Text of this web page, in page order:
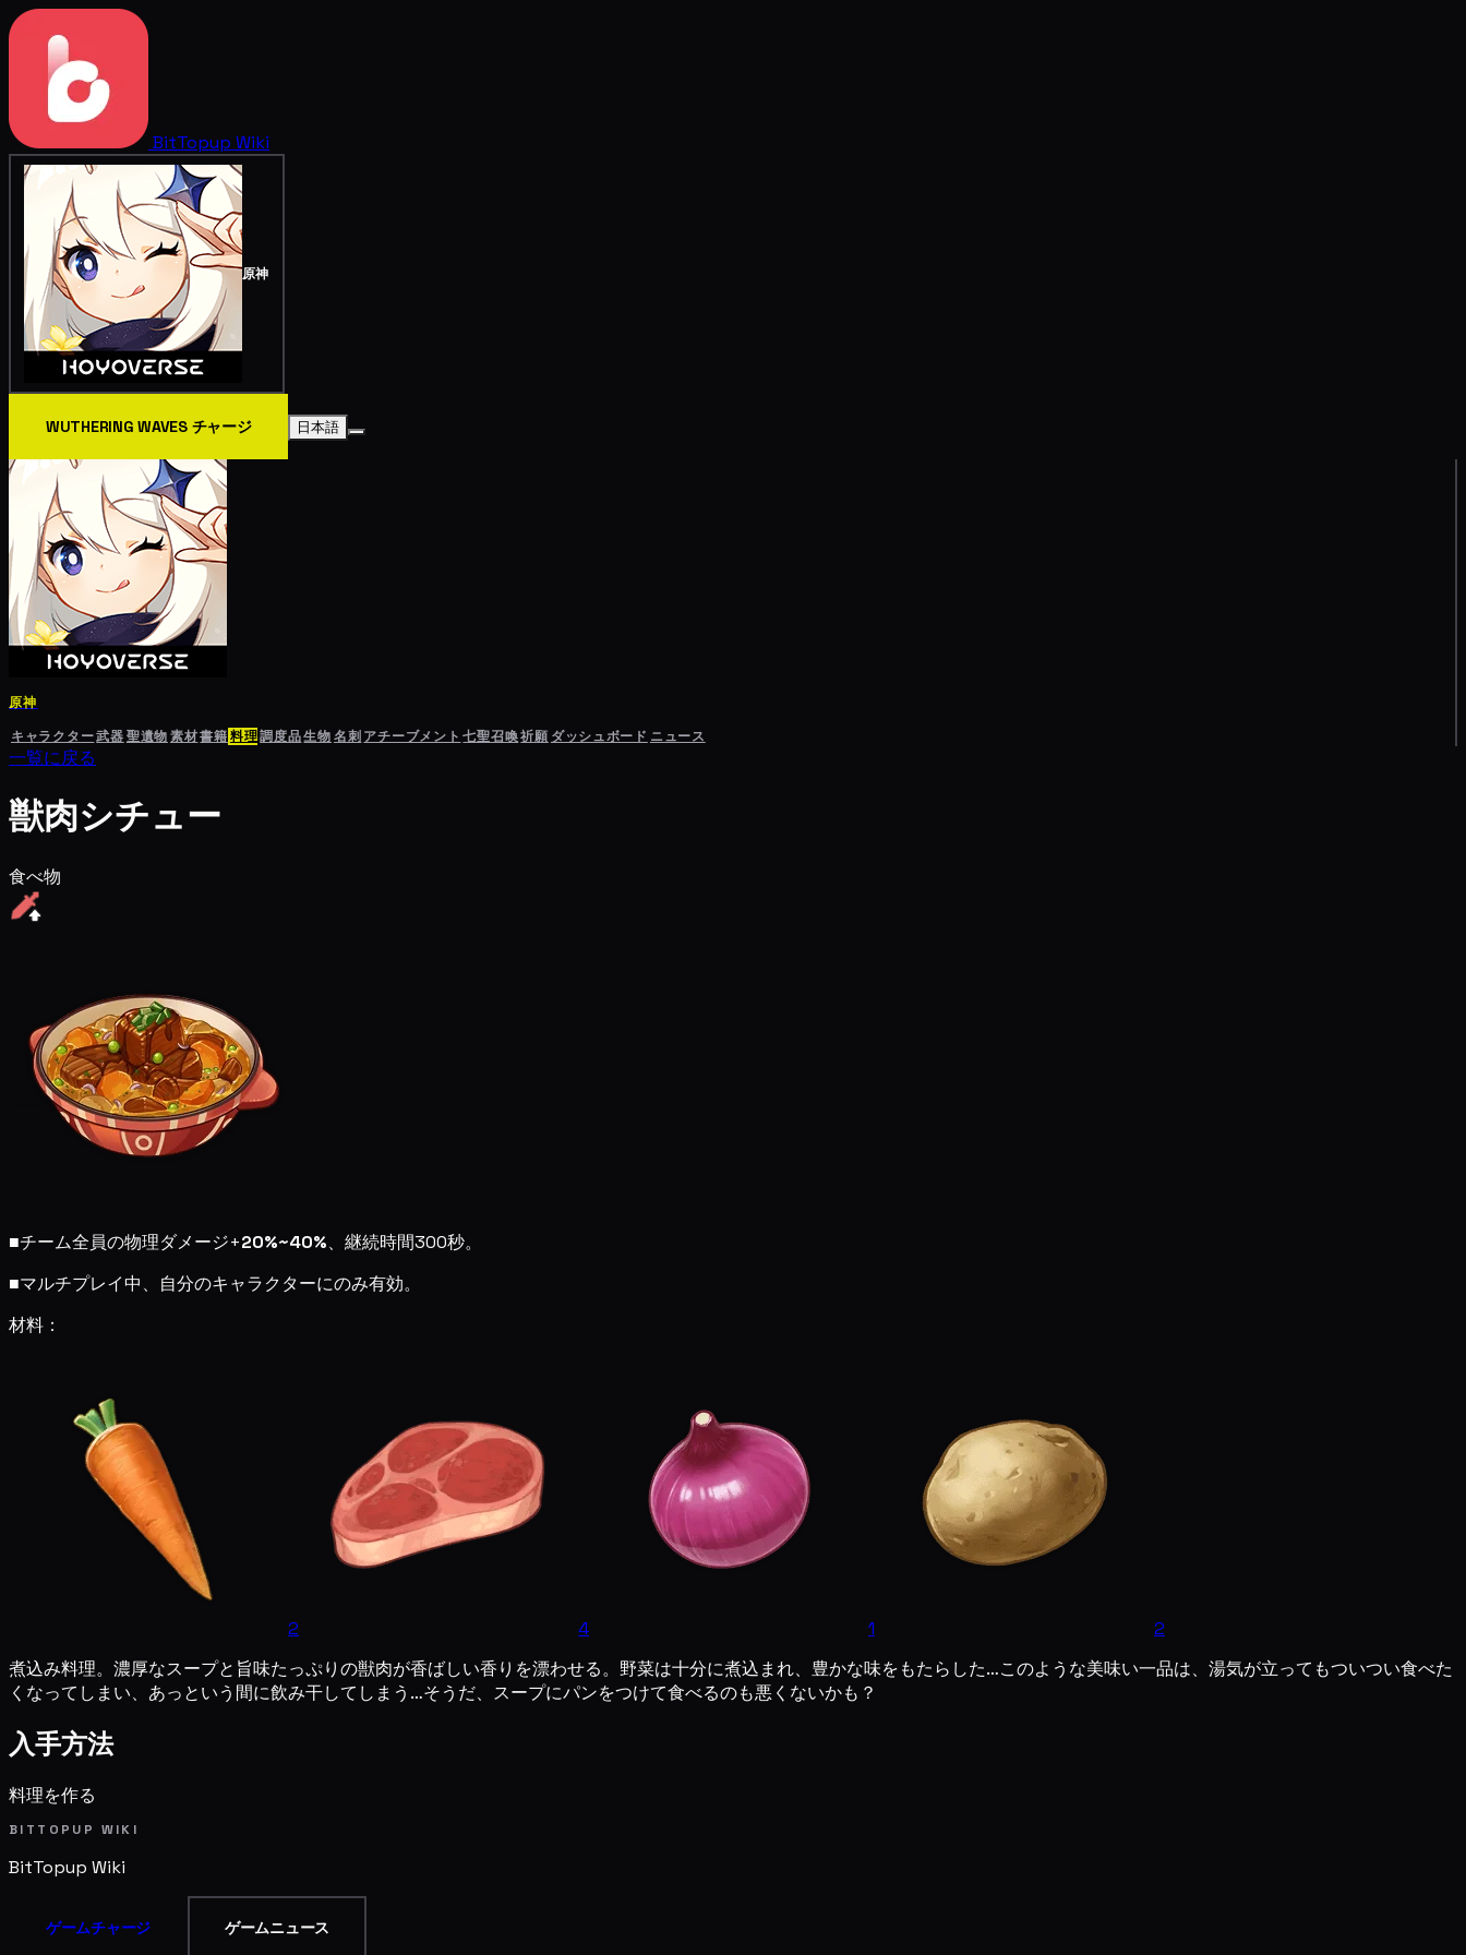
BitTopup Wiki
原神
WUTHERING WAVES チャージ 日本語
原神
キャラクター武器聖遺物素材書籍料理調度品生物名刺 アチーブメント 七聖召喚祈願 ダッシュボード ニュース
一覧に戻る
獣肉シチュー
食べ物
■チーム全員の物理ダメージ+20%~40%、継続時間300秒。
■マルチプレイ中、自分のキャラクターにのみ有効。
材料：
2 4 1
2
煮込み料理。濃厚なスープと旨味たっぷりの獣肉が香ばしい香りを漂わせる。野菜は十分に煮込まれ、豊かな味をもたらした…このような美味い一品は、湯気が立ってもついつい食べた
くなってしまい、あっという間に飲み干してしまう…そうだ、スープにパンをつけて食べるのも悪くないかも？
入手方法
料理を作る
BITTOPUP WIKI
BitTopup Wiki
ゲームチャージ ゲームニュース